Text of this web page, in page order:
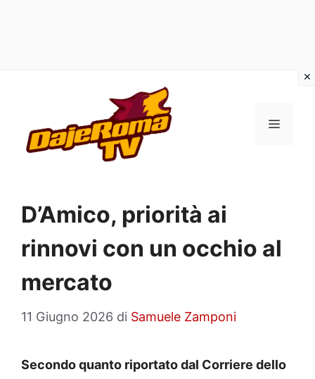
contenuto
MENU
D’Amico, priorità ai
rinnovi con un occhio al
mercato
11 Giugno 2026 di Samuele Zamponi
Secondo quanto riportato dal Corriere dello